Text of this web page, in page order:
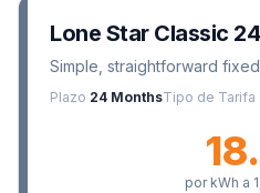
Lone Star Classic 24
Simple, straightforward
Plazo 24 MonthsTipo de Tarifa
por kWh a